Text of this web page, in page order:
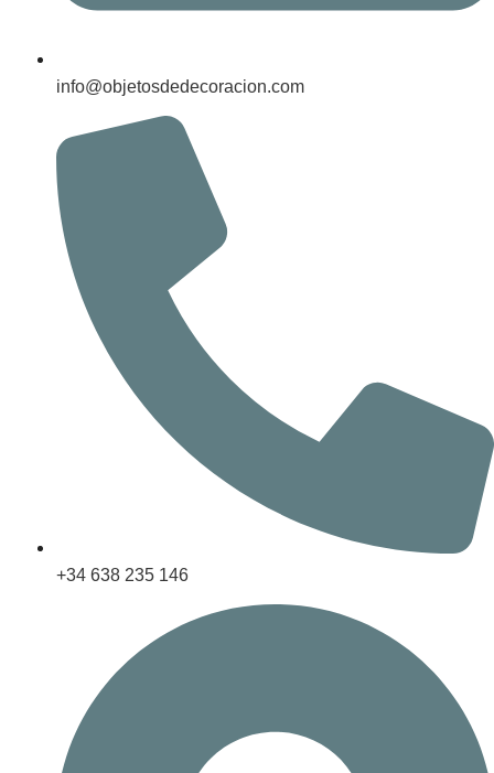
info@objetosdedecoracion.com
+34 638 235 146